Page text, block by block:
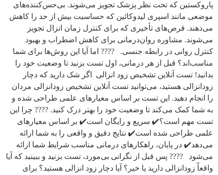
پاروکستین که تحت نظر پزشک تجویز می‌شوند. بی‌حس‌کننده‌های
موضعی مانند اسپری لیدوکائین که حساسیت بیش از حد را کاهش
می‌دهند. قرص‌های تأخیری که برای کنترل زمان انزال تجویز
می‌شوند. مشاوره روان‌درمانی برای کاهش اضطراب و بهبود
کنترل روانی در رابطه جنسی. ???? اما آیا این روش‌ها برای شما
مناسب‌اند؟ قبل از هر درمانی، اول تست بزنید تا وضعیت خود را
بدانید! تست آنلاین تشخیص زود انزالی اگر شک دارید که دچار
زودانزالی هستید، می‌توانید تست آنلاین تشخیص زودانزالی مردان
را انجام دهید. این تست بر اساس معیارهای علمی طراحی شده و
به شما کمک می‌کند تا وضعیت خود را بهتر درک کنید. ???? چرا این
تست مهم است؟✔️ سریع و رایگان است✔️ بر اساس معیارهای
علمی طراحی شده است✔️ نتایج دقیق و واقعی را به شما ارائه
می‌دهد✔️ در پایان، راهکارهای درمانی مناسب شرایط شما ارائه
می‌شود ???? پس قبل از نگرانی بی‌مورد، تست بزنید و ببینید که آیا
واقعاً زودانزالی دارید یا خیر؟ آیا دچار زود انزالی هستید؟ برای